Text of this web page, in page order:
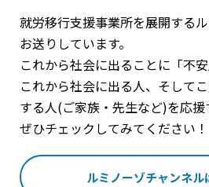
就労移行支援事業所を展開する
お送りしています。
これから社会に出ることに「不
これから社会に出る人、そして
する人(ご家族・先生など)を応援
ぜひチェックしてみてください！
ルミノーゾチャンネル